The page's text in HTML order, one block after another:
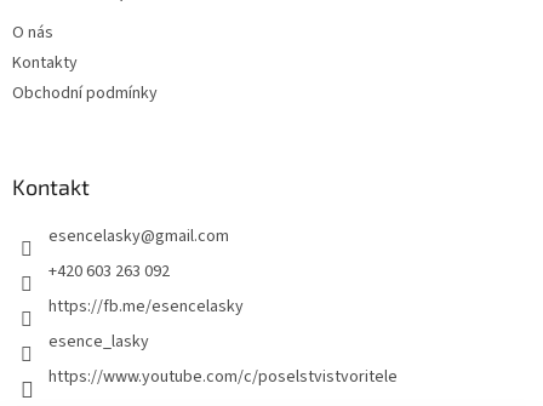
O nás
Kontakty
Obchodní podmínky
Kontakt
esencelasky@gmail.com
+420 603 263 092
https://fb.me/esencelasky
esence_lasky
https://www.youtube.com/c/poselstvistvoritele